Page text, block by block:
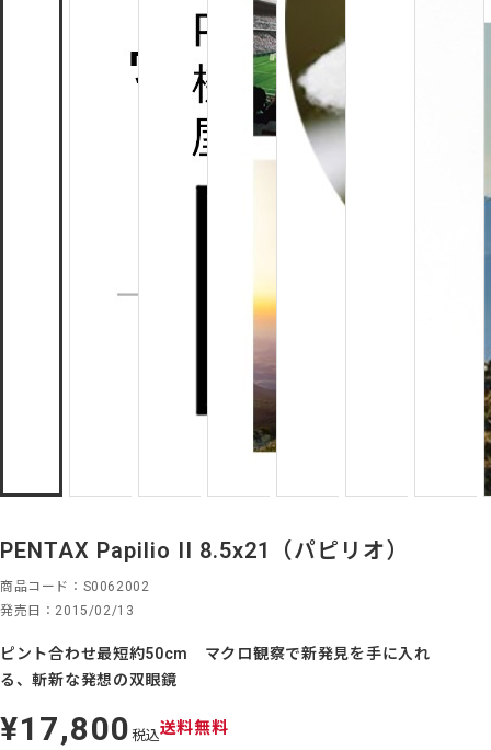
PENTAX Papilio II 8.5x21（パピリオ）
商品コード
S0062002
発売日
2015/02/13
ピント合わせ最短約50cm マクロ観察で新発見を手に入れ
る、斬新な発想の双眼鏡
定
価
¥17,800 税込送料無料